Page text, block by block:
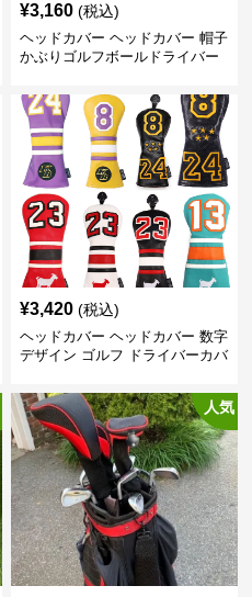
¥3,160 (税込)
ヘッドカバー ヘッドカバー 帽子
かぶりゴルフボールドライバー
¥3,420 (税込)
ヘッドカバー ヘッドカバー 数字
デザイン ゴルフ ドライバーカバ
人気